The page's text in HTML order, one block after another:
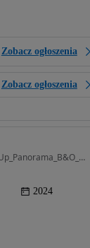
Zobacz ogłoszenia
Zobacz ogłoszenia
2967 cm3 • 286 KM • Lang_OśSkrętna_Masaże_Wentylacja_HeadUp_Panorama_B&O_Webasto_Dociągi_
2024